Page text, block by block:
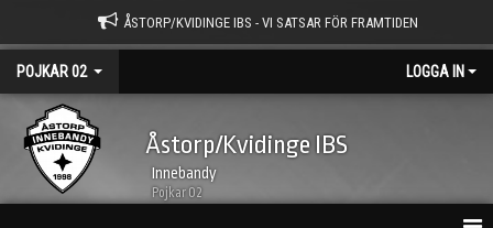
ÅSTORP/KVIDINGE IBS - VI SATSAR FÖR FRAMTIDEN
POJKAR 02 LOGGA IN
Åstorp/Kvidinge IBS
Innebandy
Pojkar 02